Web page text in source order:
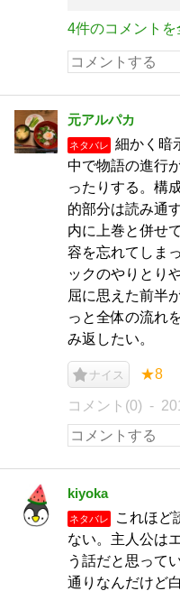
4件のコメントを
元アルパカ
ネタバレ
細かく暗
中で物語の進行
ったりする。構
的部分は読み通
内に上巻と併せ
容を忘れてしま
ックのやりとり
屈に思えた前半
っと全体の流れ
み返したい。
ナイス ★8
コメント(0)
kiyoka
ネタバレ
これほど
ない。主人公は
う話だと思って
通りなんだけど